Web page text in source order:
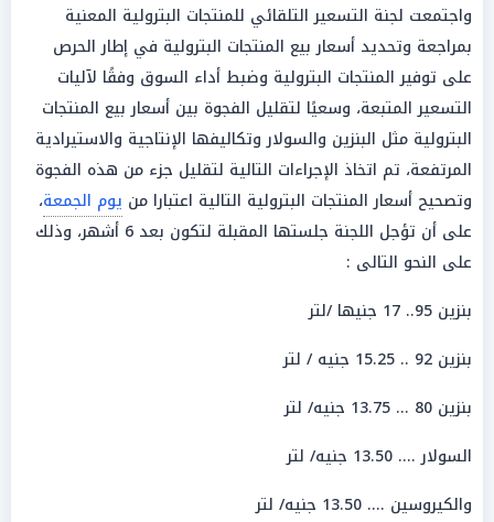
واجتمعت لجنة التسعير التلقائي للمنتجات البترولية المعنية
بمراجعة وتحديد أسعار بيع المنتجات البترولية في إطار الحرص
على توفير المنتجات البترولية وضبط أداء السوق وفقًا لآليات
التسعير المتبعة، وسعيًا لتقليل الفجوة بين أسعار بيع المنتجات
البترولية مثل البنزين والسولار وتكاليفها الإنتاجية والاستيرادية
المرتفعة، تم اتخاذ الإجراءات التالية لتقليل جزء من هذه الفجوة
وتصحيح أسعار المنتجات البترولية التالية اعتبارا من يوم الجمعة،
على أن تؤجل اللجنة جلستها المقبلة لتكون بعد 6 أشهر، وذلك
على النحو التالى :
بنزين 95.. 17 جنيها /لتر
بنزين 92 .. 15.25 جنيه / لتر
بنزين 80 ... 13.75 جنيه/ لتر
السولار .... 13.50 جنيه/ لتر
والكيروسين .... 13.50 جنيه/ لتر